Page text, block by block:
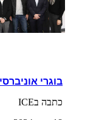
בוגרי
כתבה בICE